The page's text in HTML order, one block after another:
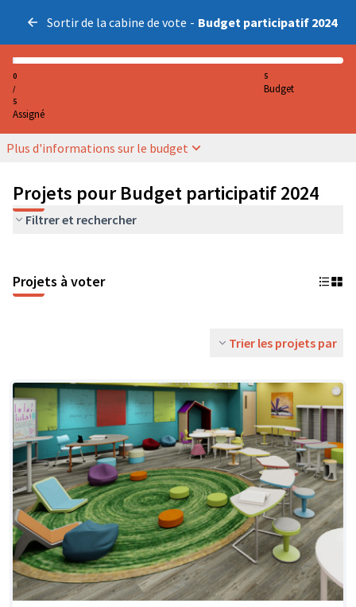
Sortir de la cabine de vote - Budget participatif 2024
0
/
5
Assigné
5
Budget
Plus d'informations sur le budget
Projets pour Budget participatif 2024
Filtrer et rechercher
Projets à voter
Trier les projets par